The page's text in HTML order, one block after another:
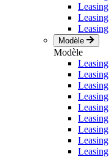
Modèle
Modèle